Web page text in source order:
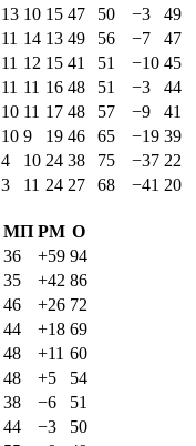
13 10 15 47 50 −3
49
11 14 13 49 56 −7
47
11 12 15 41 51 −10 45
11 11 16 48 51 −3
44
10 11 17 48 57 −9
41
10 9 19 46 65 −19 39
4 10 24 38 75 −37 22
3 11 24 27 68 −41 20
МП РМ О
36 +59 94
35 +42 86
46 +26 72
44 +18 69
48 +11 60
48 +5
54
38 −6
51
44 −3
50